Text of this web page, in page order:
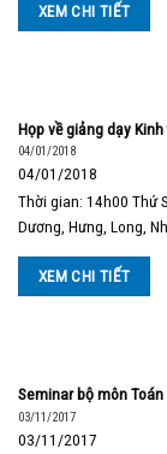
XEM CHI TIẾT
Họp về giảng dạy
04/01/2018
04/01/2018
Thời gian: 14h00 Thứ
Dương, Hưng, Long,
XEM CHI TIẾT
Seminar bộ môn
03/11/2017
03/11/2017